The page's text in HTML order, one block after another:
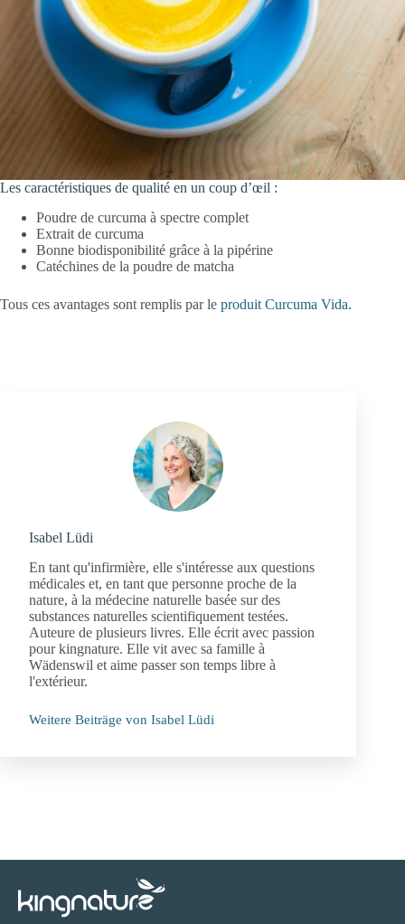
Les caractéristiques de qualité en un coup d’œil :
Poudre de curcuma à spectre complet
Extrait de curcuma
Bonne biodisponibilité grâce à la pipérine
Catéchines de la poudre de matcha
Tous ces avantages sont remplis par le produit Curcuma Vida.
Isabel Lüdi
En tant qu'infirmière, elle s'intéresse aux questions
médicales et, en tant que personne proche de la
nature, à la médecine naturelle basée sur des
substances naturelles scientifiquement testées.
Auteure de plusieurs livres. Elle écrit avec passion
pour kingnature. Elle vit avec sa famille à
Wädenswil et aime passer son temps libre à
l'extérieur.
Weitere Beiträge von Isabel Lüdi